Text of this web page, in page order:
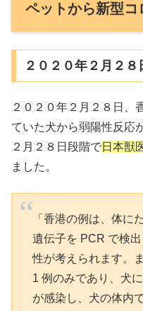
ペットから新型コ
２０２０年２月２８
２０２０年２月２８日、
ていた犬から弱陽性反応
２月２８日段階で日本獣
ました。
「香港の例は、体に
遺伝子を PCR で検
性が考えられます。
1 例のみであり、犬
が感染し、犬の体内